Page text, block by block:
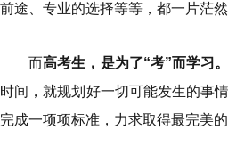
前途、专业的选择等等，都一片茫
而高考生，是为了“考”而学习。
时间，就规划好一切可能发生的事
完成一项项标准，力求取得最完美的